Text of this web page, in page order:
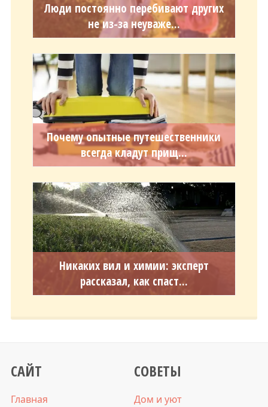
Люди постоянно перебивают других
не из-за неуваже...
Почему опытные путешественники
всегда кладут прищ...
Никаких вил и химии: эксперт
рассказал, как спаст...
САЙТ
Главная
СОВЕТЫ
Дом и уют